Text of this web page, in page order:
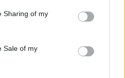
behaviour. You may click to
and its third-party tags to
purposes in below Google
Sharing of my
Sale of my
Ανανεώθηκε πριν
1 ώρα